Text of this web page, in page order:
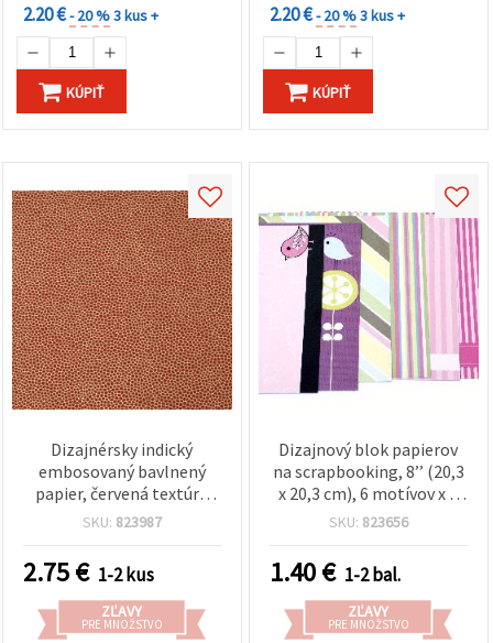
2.20 €- 20 %3 kus +
KÚPIŤ
2.20 €- 20 %3 kus +
KÚPIŤ
Dizajnérsky indický
embosovaný bavlnený
papier, červená textúra
„Cotton Skin“, 120 g/m²,
scrapbooking,
cardmaking, pozvánky a
DIY kreatívne tvorenie —
HP56
SKU: 823987
2.75€ 1-2 kus
ZĽAVY
PRE MNOŽSTVO
Dizajnový blok papierov
na scrapbooking, 8’’ (20,3
x 20,3 cm), 6 motívov x 2
listy, mix
SKU: 823656
1.40€ 1-2 bal.
ZĽAVY
PRE MNOŽSTVO